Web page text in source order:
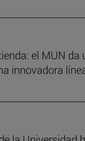
el MUN da
innovadora